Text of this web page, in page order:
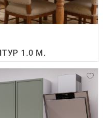
1.0 М.